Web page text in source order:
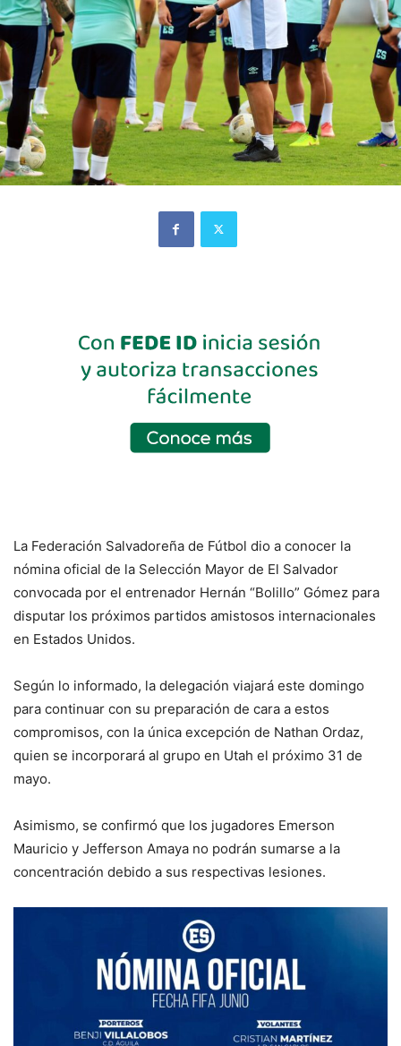
La Federación Salvadoreña de Fútbol dio a conocer la
nómina oficial de la Selección Mayor de El Salvador
convocada por el entrenador Hernán “Bolillo” Gómez para
disputar los próximos partidos amistosos internacionales
en Estados Unidos.
Según lo informado, la delegación viajará este domingo
para continuar con su preparación de cara a estos
compromisos, con la única excepción de Nathan Ordaz,
quien se incorporará al grupo en Utah el próximo 31 de
mayo.
Asimismo, se confirmó que los jugadores Emerson
Mauricio y Jefferson Amaya no podrán sumarse a la
concentración debido a sus respectivas lesiones.